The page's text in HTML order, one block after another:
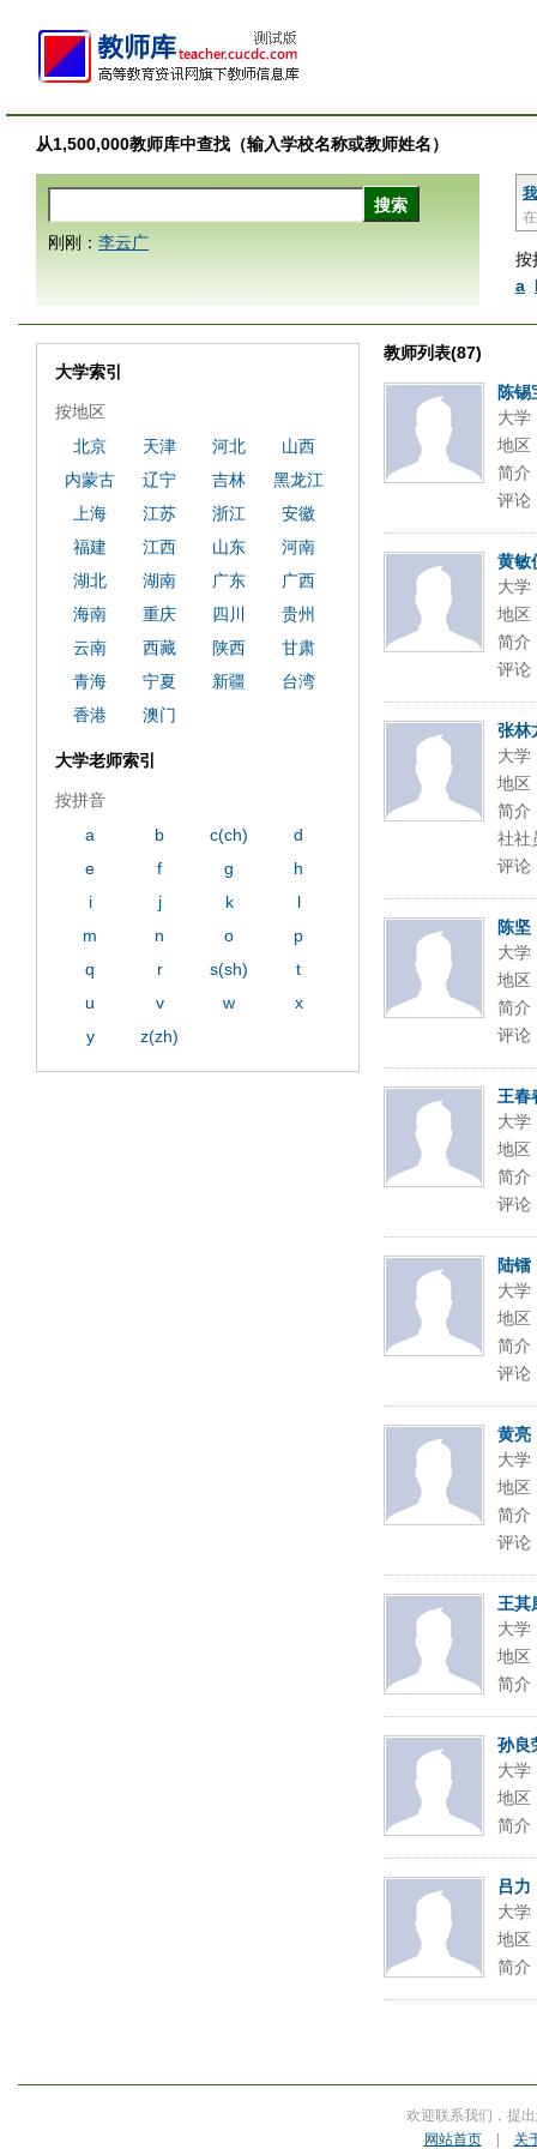
从1,500,000教师库中查找（输入学校名称或教师姓名）
按
a
刚刚： 李云广
教师列表(87)
陈锡
大学
地区
简介
评论
黄敏
大学
地区
简介
评论
张林
大学
地区
简介
社社
评论
陈坚
大学
地区
简介
评论
王春
大学
地区
简介
评论
陆镭
大学
地区
简介
评论
黄亮
大学
地区
简介
评论
王其
大学
地区
简介
孙良
大学
地区
简介
吕力
大学
地区
简介
大学索引
按地区
北京
天津 河北
山西
内蒙古
辽宁 吉林
黑龙江
上海
江苏 浙江
安徽
福建
江西 山东
河南
湖北
湖南 广东
广西
海南
重庆 四川
贵州
云南
西藏 陕西
甘肃
青海
宁夏 新疆
台湾
香港
澳门
大学老师索引
按拼音
a
b c(ch)
d
e
f g
h
i
j k
l
m
n o
p
q
r s(sh)
t
u
v w
x
y
z(zh)
欢迎联系我们，提
网站首页| 关